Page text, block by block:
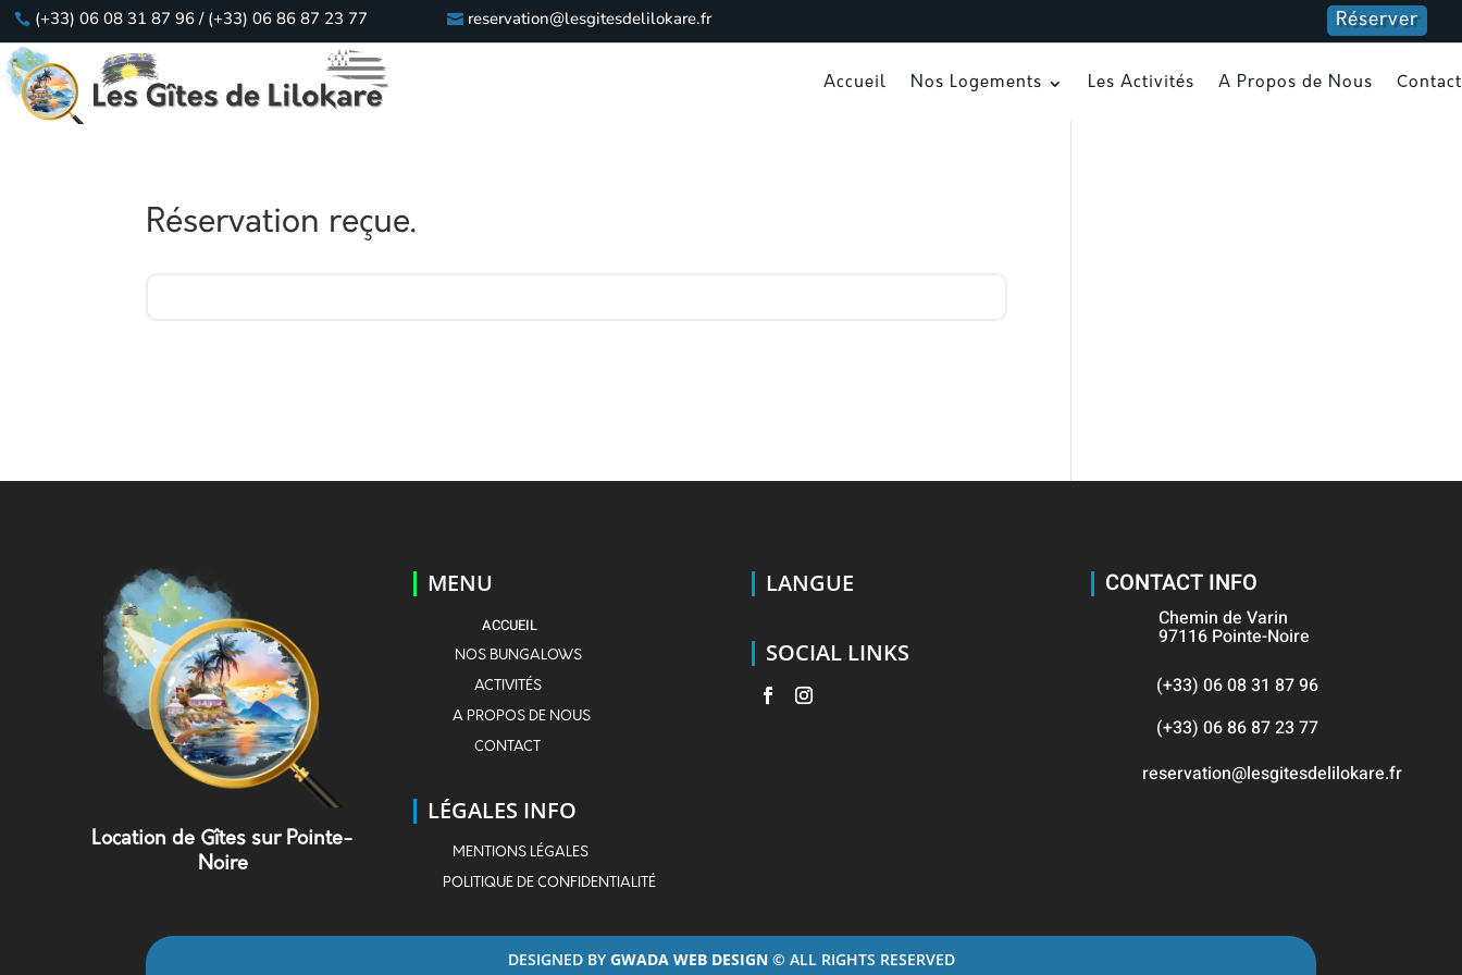
(+33) 06 08 31 87 96 / (+33) 06 86 87 23 77 reservation@lesgitesdelilokare.fr Réserver
Accueil Nos Logements Les Activités A Propos de Nous Contact
Réservation reçue.
Location de Gîtes sur Pointe-
Noire
MENU
ACCUEIL
NOS BUNGALOWS
ACTIVITÉS
A PROPOS DE NOUS
CONTACT
LÉGALES INFO
MENTIONS LÉGALES
POLITIQUE DE CONFIDENTIALITÉ
LANGUE
SOCIAL LINKS
CONTACT INFO
Chemin de Varin
97116 Pointe-Noire
(+33) 06 08 31 87 96
(+33) 06 86 87 23 77
reservation@lesgitesdelilokare.fr
DESIGNED BY GWADA WEB DESIGN © ALL RIGHTS RESERVED